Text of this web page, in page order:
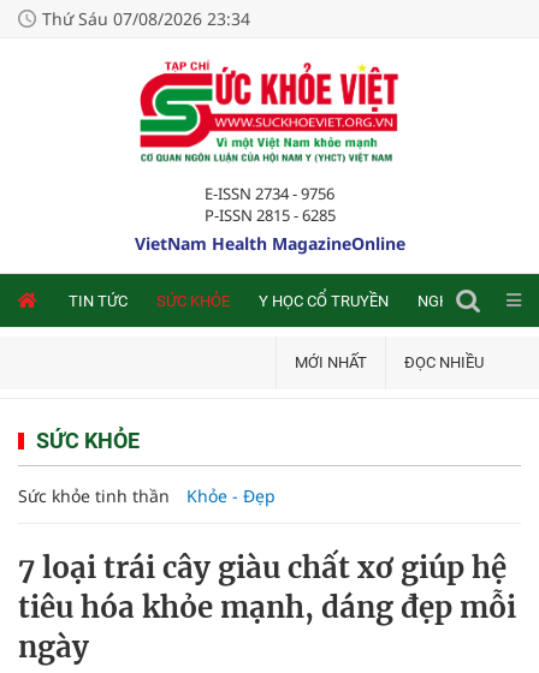
Thứ Sáu 07/08/2026 23:34
E-ISSN 2734 - 9756
P-ISSN 2815 - 6285
VietNam Health MagazineOnline
TIN TỨC SỨC KHỎE Y HỌC CỔ TRUYỀN NGHIÊN CỨU
MỚI NHẤT ĐỌC NHIỀU
SỨC KHỎE
Sức khỏe tinh thần Khỏe - Đẹp
7 loại trái cây giàu chất xơ giúp hệ
tiêu hóa khỏe mạnh, dáng đẹp mỗi
ngày